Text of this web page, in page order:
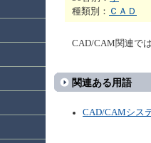
種類別： ＣＡＤ
CAD/CAM関連で
関連ある用語
CAD/CAMシス